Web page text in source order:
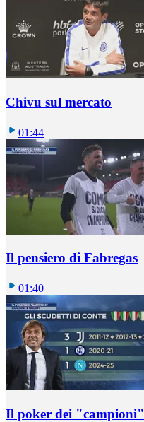
Chivu sul mercato
01:44
Il pensiero di Fabregas
01:40
Il poker dei "campioni"